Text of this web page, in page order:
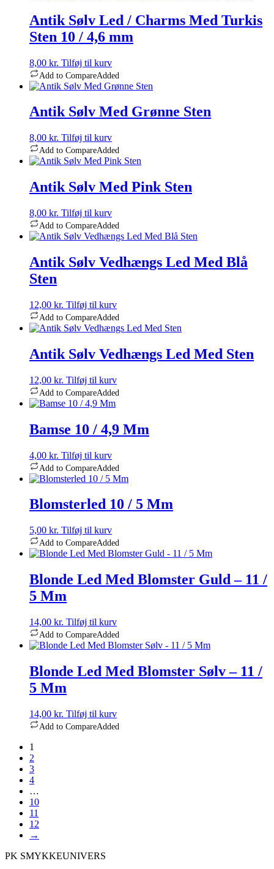
Antik Sølv Led / Charms Med Turkis
Sten 10 / 4,6 mm
8,00 kr. Tilføj til kurv
Add to CompareAdded
Antik Sølv Med Grønne Sten
8,00 kr. Tilføj til kurv
Add to CompareAdded
Antik Sølv Med Pink Sten
8,00 kr. Tilføj til kurv
Add to CompareAdded
Antik Sølv Vedhængs Led Med Blå
Sten
12,00 kr. Tilføj til kurv
Add to CompareAdded
Antik Sølv Vedhængs Led Med Sten
12,00 kr. Tilføj til kurv
Add to CompareAdded
Bamse 10 / 4,9 Mm
4,00 kr. Tilføj til kurv
Add to CompareAdded
Blomsterled 10 / 5 Mm
5,00 kr. Tilføj til kurv
Add to CompareAdded
Blonde Led Med Blomster Guld – 11 /
5 Mm
14,00 kr. Tilføj til kurv
Add to CompareAdded
Blonde Led Med Blomster Sølv – 11 /
5 Mm
14,00 kr. Tilføj til kurv
Add to CompareAdded
1
2
3
4
…
10
11
12
→
PK SMYKKEUNIVERS